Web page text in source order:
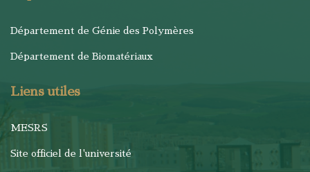
Département de Génie des Polymères
Département de Biomatériaux
Liens utiles
MESRS
Site officiel de l'université